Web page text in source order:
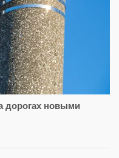
дорогах новыми